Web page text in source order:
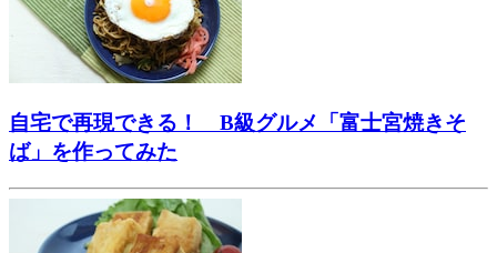
自宅で再現できる！ B級グルメ「富士宮焼きそ
ば」を作ってみた